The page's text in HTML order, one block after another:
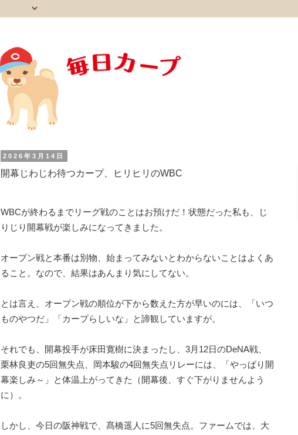
2026年3月14日
開幕じわじわ待つカープ、ヒリヒリのWBC
WBCが終わるまでリーグ戦のことはお預けだ！状態だった私も、じ
りじり開幕戦が楽しみになってきました。
オープン戦と本番は別物、始まってみないとわからないことはよくあ
ること。なので、結果はあんまり気にしてない。
とは言え、オープン戦の順位が下から数えた方が早いのには、「いつ
ものやつだ」「カープらしいな」と諦観していますが。
それでも、開幕投手が床田寛樹に決まったし、3月12日のDeNA戦、
栗林良吏の5回無失点、岡本駿の4回無失点リレーには、「やっぱり開
幕楽しみ～」と体温上がってきた（開幕後、すぐ下がりませんよう
に）。
しかし、今日の阪神戦で、髙橋遥人に5回無失点。ファームでは、大